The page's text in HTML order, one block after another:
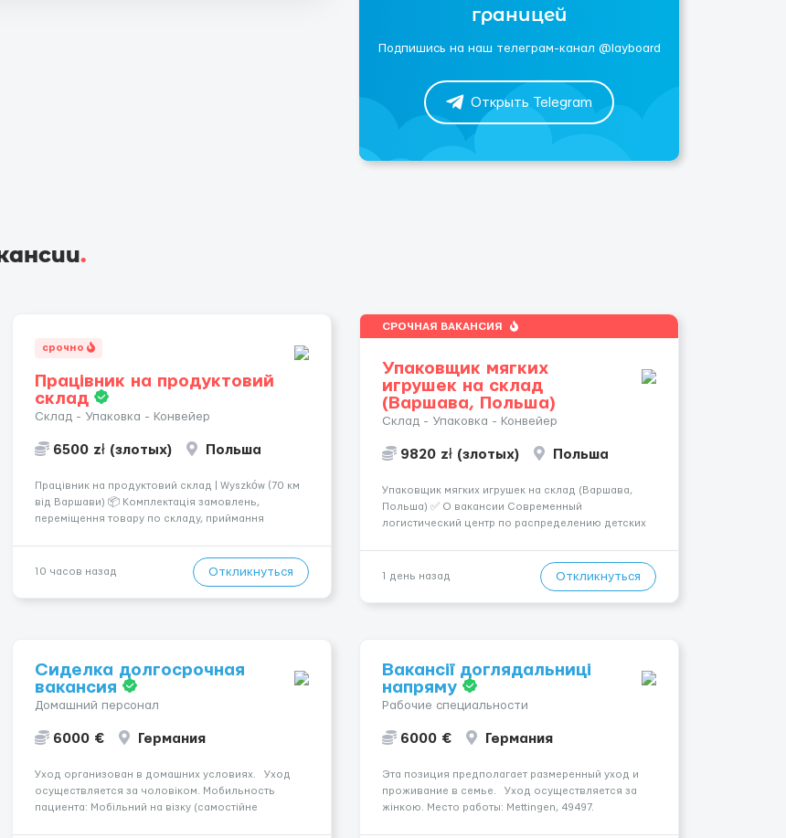
границей
Подпишись на наш телеграм-канал @layboard
Открыть Telegram
.
срочно
Працівник на продуктовий
склад
Склад - Упаковка - Конвейер
6500 zł (злотых) Польша
Працівник на продуктовий склад | Wyszków (70 км
від Варшави) 📦 Комплектація замовлень,
переміщення товару по складу, приймання
нетто, далі — акордна система оплати (можливий
10 часов назад Откликнуться
СРОЧНАЯ ВАКАНСИЯ
Упаковщик мягких
игрушек на склад
(Варшава, Польша)
Склад - Упаковка - Конвейер
9820 zł (злотых) Польша
Упаковщик мягких игрушек на склад (Варшава,
Польша) ✅ О вакансии Современный
логистический центр по распределению детских
ВНИМАНИЕ ❗️: ЗАЯВКИ НА САЙТЕ НЕ
РАССМАТРИВАЕМ. ПИШИТЕ САМИ НАМ СРА...
1 день назад Откликнуться
Сиделка долгосрочная
вакансия
Домашний персонал
6000 € Германия
Уход организован в домашних условиях. Уход
осуществляется за чоловіком. Мобильность
пациента: Мобільний на візку (самостійне
Вакансії доглядальниці
напряму
Рабочие специальности
6000 € Германия
Эта позиция предполагает размеренный уход и
проживание в семье. Уход осуществляется за
жінкою. Место работы: Mettingen, 49497.